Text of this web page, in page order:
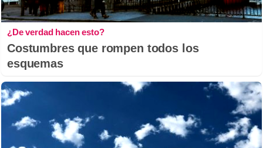
¿De verdad hacen esto?
Costumbres que rompen todos los
esquemas